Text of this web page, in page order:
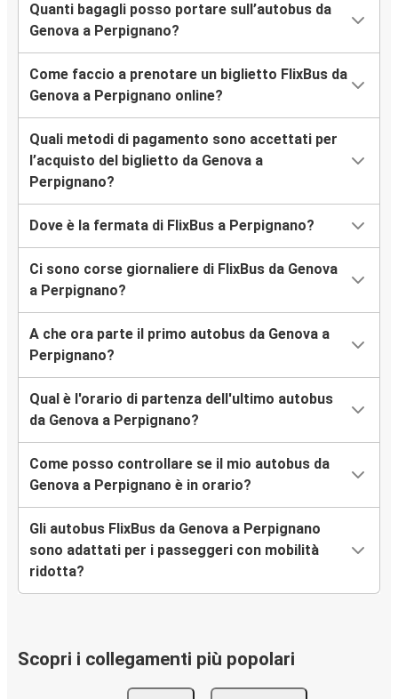
Quanti bagagli posso portare sull’autobus da
Genova a Perpignano?
Come faccio a prenotare un biglietto FlixBus da
Genova a Perpignano online?
Quali metodi di pagamento sono accettati per
l’acquisto del biglietto da Genova a
Perpignano?
Dove è la fermata di FlixBus a Perpignano?
Ci sono corse giornaliere di FlixBus da Genova
a Perpignano?
A che ora parte il primo autobus da Genova a
Perpignano?
Qual è l'orario di partenza dell'ultimo autobus
da Genova a Perpignano?
Come posso controllare se il mio autobus da
Genova a Perpignano è in orario?
Gli autobus FlixBus da Genova a Perpignano
sono adattati per i passeggeri con mobilità
ridotta?
Scopri i collegamenti più popolari